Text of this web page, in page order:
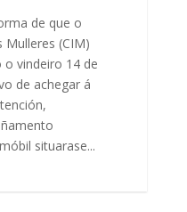
de que o
(CIM)
vindeiro 14 de
de achegar á
situarase...